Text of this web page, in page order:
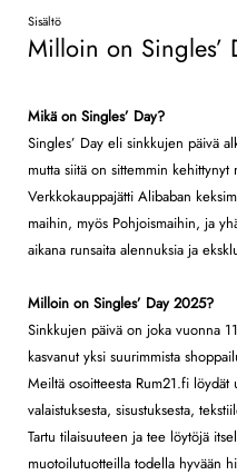
Sisältö
Milloin on Singles’
Mikä on Singles’ Day?
Singles’ Day eli sinkkujen päivä
mutta siitä on sittemmin
Verkkokauppajätti Alibaban
maihin, myös Pohjoismaihin, ja
aikana runsaita alennuksia ja
Milloin on Singles’ Day 2025?
Sinkkujen päivä on joka vuonna
kasvanut yksi suurimmista
Meiltä osoitteesta Rum21.fi löydät
valaistuksesta, sisustuksesta,
Tartu tilaisuuteen ja tee löytöjä
muotoilutuotteilla todella hyvään